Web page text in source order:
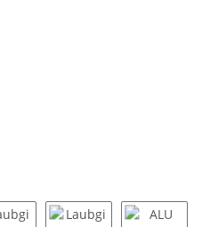
und Steckermontage